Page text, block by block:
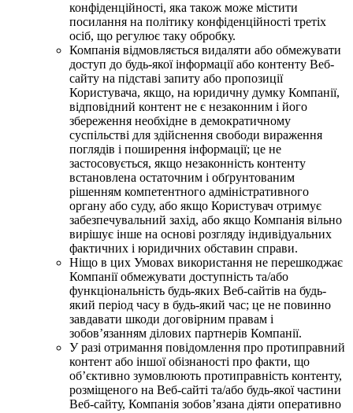
конфіденційності, яка також може містити
посилання на політику конфіденційності третіх
осіб, що регулює таку обробку.
Компанія відмовляється видаляти або обмежувати
доступ до будь-якої інформації або контенту Веб-
сайту на підставі запиту або пропозиції
Користувача, якщо, на юридичну думку Компанії,
відповідний контент не є незаконним і його
збереження необхідне в демократичному
суспільстві для здійснення свободи вираження
поглядів і поширення інформації; це не
застосовується, якщо незаконність контенту
встановлена остаточним і обґрунтованим
рішенням компетентного адміністративного
органу або суду, або якщо Користувач отримує
забезпечувальний захід, або якщо Компанія вільно
вирішує інше на основі розгляду індивідуальних
фактичних і юридичних обставин справи.
Ніщо в цих Умовах використання не перешкоджає
Компанії обмежувати доступність та/або
функціональність будь-яких Веб-сайтів на будь-
який період часу в будь-який час; це не повинно
завдавати шкоди договірним правам і
зобов’язанням ділових партнерів Компанії.
У разі отримання повідомлення про протиправний
контент або іншої обізнаності про факти, що
об’єктивно зумовлюють протиправність контенту,
розміщеного на Веб-сайті та/або будь-якої частини
Веб-сайту, Компанія зобов’язана діяти оперативно